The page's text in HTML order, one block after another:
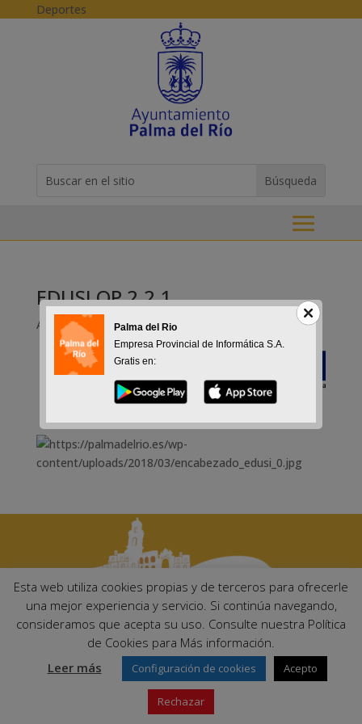
Skip to content
Deportes
for...
EDUSI OP 2.2.1
Abr 18, 2019
Ayuntamiento de Palma del Río. Plaza Mayor de Andalucía, 1 C.P:
14700 – Palma del Río (Córdoba)
Email:
ayuntamiento@palmadelrio.es
Teléfono: 957 71 02 44 | Fax: 957 64 47 39
Esta web utiliza cookies propias y de terceros para ofrecerle
una mejor experiencia y servicio. Si continúa navegando,
consideramos que acepta su uso. Consulte nuestra Política
de Cookies para Más información.
Leer más
Configuración de cookies Acepto
Rechazar
Palma del Rio
Empresa Provincial de Informática S.A.
Gratis en: